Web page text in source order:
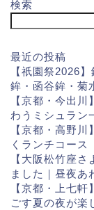
検索
最近の投稿
【祇園祭2026
鉾・函谷鉾・菊
【京都・今出
わうミシュラン
【京都・高野
くランチコース
【大阪松竹座
ました｜昼夜あ
【京都・上七
ごす夏の夜が楽